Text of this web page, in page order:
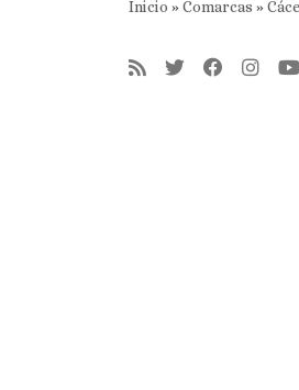
Inicio »Comarcas »